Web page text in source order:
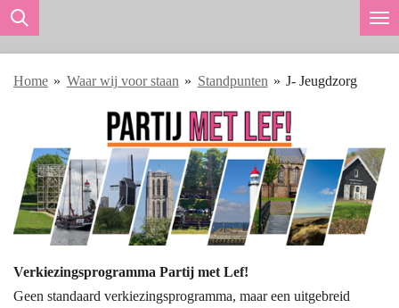
Ga
de
Home » Waar wij voor staan » Standpunten » J- Jeugdzorg
Verkiezingsprogramma Partij met Lef!
Geen standaard verkiezingsprogramma, maar een uitgebreid